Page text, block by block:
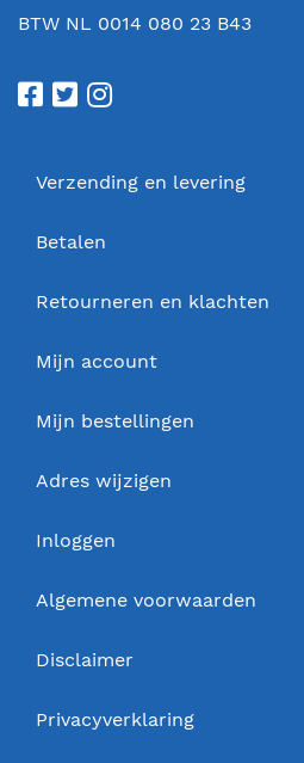
BTW NL 0014 080 23 B43
Verzending en levering
Betalen
Retourneren en klachten
Mijn account
Mijn bestellingen
Adres wijzigen
Inloggen
Algemene voorwaarden
Disclaimer
Privacyverklaring